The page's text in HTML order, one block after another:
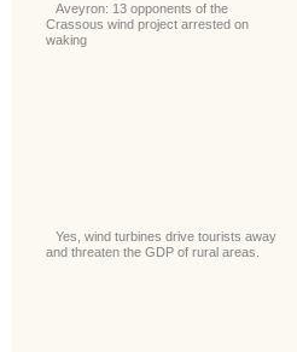
Aveyron: 13 opponents of the
Crassous wind project arrested on
waking
Yes, wind turbines drive tourists away
and threaten the GDP of rural areas.